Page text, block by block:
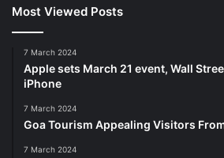
Most Viewed Posts
7 March 2024
Apple sets March 21 event, Wall
iPhone
7 March 2024
Goa Tourism Appealing Visitors
7 March 2024